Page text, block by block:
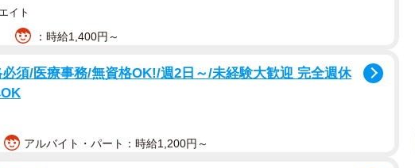
イト
：時給1,400円～
必須/医療事務/無資格OK!/週2日～/未経験大歓迎 完全週休
アルバイト・パート：時給1,200円～